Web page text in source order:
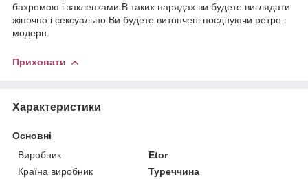
бахромою і заклепками.В таких нарядах ви будете виглядати
жіночно і сексуально.Ви будете витончені поєднуючи ретро і
модерн.
Приховати
Характеристики
Основні
Виробник
Etor
Країна виробник
Туреччина